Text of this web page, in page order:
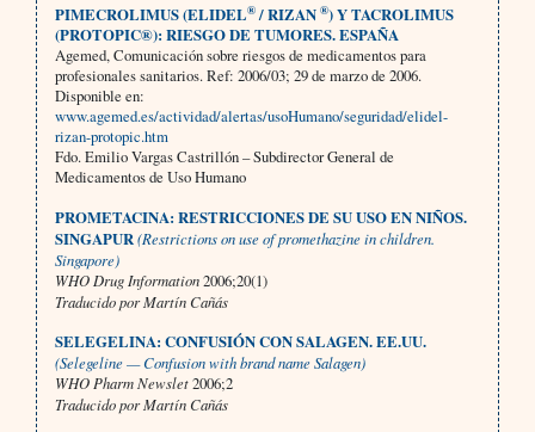
PIMECROLIMUS (ELIDEL®/ RIZAN ®) Y TACROLIMUS
(PROTOPIC®): RIESGO DE TUMORES. ESPAÑA
Agemed,Comunicación sobre riesgos de medicamentos para
profesionales sanitarios.Ref: 2006/03; 29 de marzo de 2006.
Disponible en:
www.agemed.es/actividad/alertas/usoHumano/seguridad/elidel-
rizan-protopic.htm
Fdo. Emilio Vargas Castrillón – Subdirector General de
Medicamentos de Uso Humano
PROMETACINA: RESTRICCIONES DE SU USO EN NIÑOS.
SINGAPUR(Restrictions on use of promethazine in children.
Singapore)
WHO Drug Information2006;20(1)
Traducido por Martín Cañás
SELEGELINA: CONFUSIÓN CON SALAGEN. EE.UU.
(Selegeline — Confusion with brand name Salagen)
WHO Pharm Newslet2006;2
Traducido por Martín Cañás